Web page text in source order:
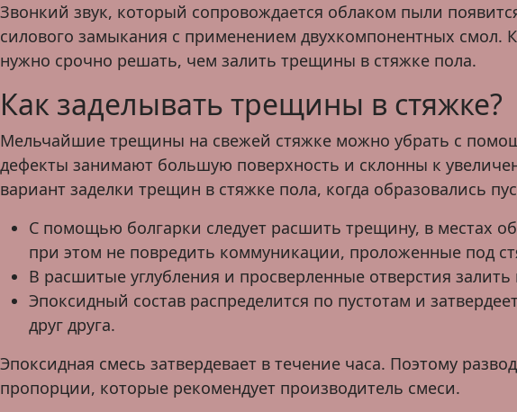
Звонкий звук, который сопровождается облаком пыли
силового замыкания с применением двухкомпонентных смол.
нужно срочно решать, чем залить трещины в стяжке пола.
Как заделывать трещины в стяжке?
Мельчайшие трещины на свежей стяжке можно убрать с
дефекты занимают большую поверхность и склонны к
вариант заделки трещин в стяжке пола, когда образовались
С помощью болгарки следует расшить трещину, в местах
при этом не повредить коммуникации, проложенные под
В расшитые углубления и просверленные отверстия
Эпоксидный состав распределится по пустотам и
друг друга.
Эпоксидная смесь затвердевает в течение часа. Поэтому
пропорции, которые рекомендует производитель смеси.